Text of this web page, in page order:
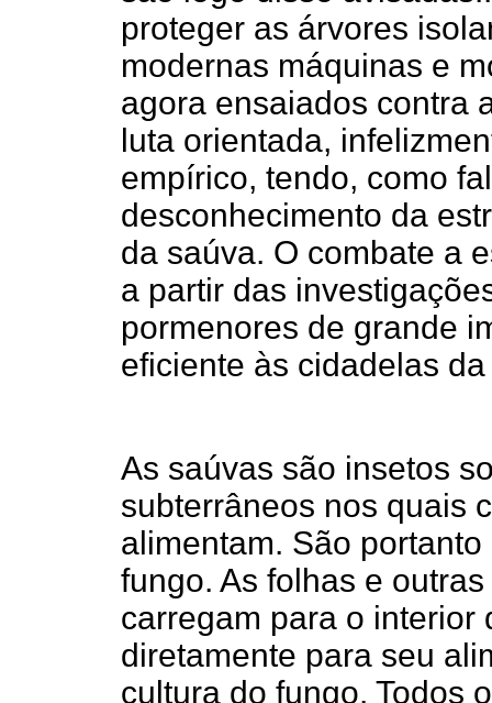
proteger as árvores
modernas máquinas e
agora ensaiados contra
luta orientada,
empírico, tendo, como
desconhecimento da
da saúva. O combate a
a partir das
pormenores de grande
eficiente às cidadelas
As saúvas são insetos
subterrâneos nos quais
alimentam. São
fungo. As folhas e
carregam para o interior
diretamente para seu
cultura do fungo. Todos